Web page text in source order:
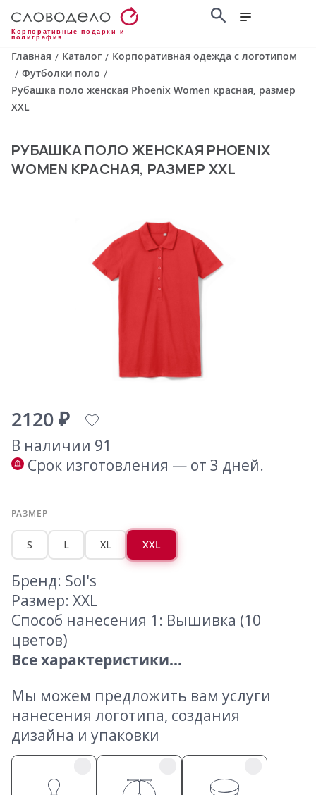
Корпоративные подарки и
полиграфия
Главная / Каталог / Корпоративная одежда с логотипом
/ Футболки поло /
Рубашка поло женская Phoenix Women красная, размер
XXL
РУБАШКА ПОЛО ЖЕНСКАЯ PHOENIX
WOMEN КРАСНАЯ, РАЗМЕР XXL
2120 ₽
В наличии 91
Срок изготовления — от 3 дней.
РАЗМЕР
S L XL XXL
Бренд: Sol's
Размер: XXL
Способ нанесения 1: Вышивка (10
цветов)
Все характеристики...
Мы можем предложить вам услуги
нанесения логотипа, создания
дизайна и упаковки